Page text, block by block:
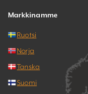
Markkinamme
Ruotsi
Norja
Tanska
Suomi